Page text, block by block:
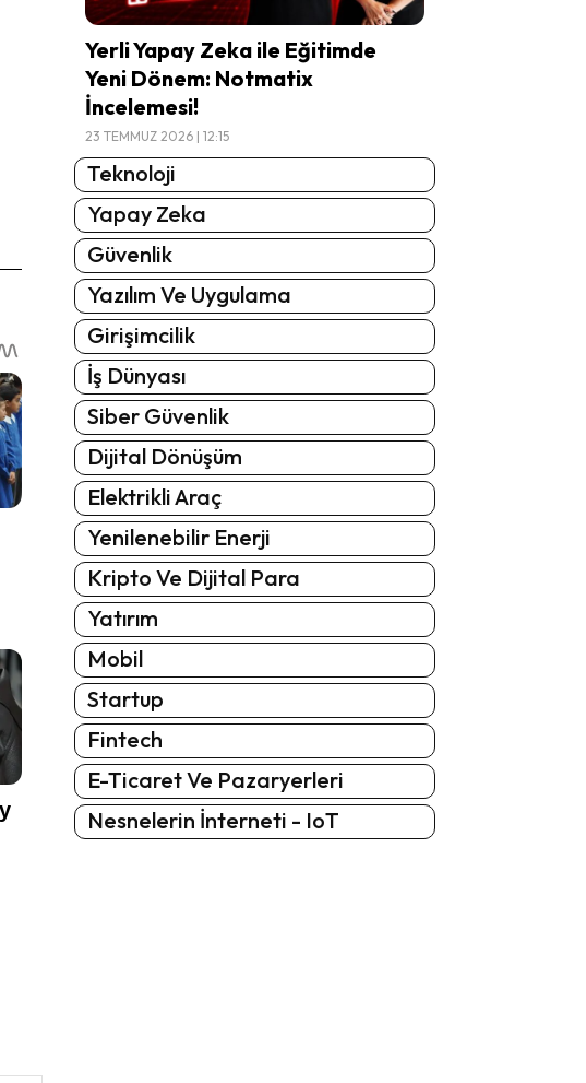
Yerli Yapay Zeka ile Eğitimde
Yeni Dönem: Notmatix
İncelemesi!
23 TEMMUZ 2026 | 12:15
Teknoloji
Yapay Zeka
Güvenlik
Yazılım Ve Uygulama
Girişimcilik
İş Dünyası
Siber Güvenlik
Dijital Dönüşüm
Elektrikli Araç
Yenilenebilir Enerji
Kripto Ve Dijital Para
Yatırım
Mobil
Startup
Fintech
E-Ticaret Ve Pazaryerleri
Nesnelerin İnterneti - IoT